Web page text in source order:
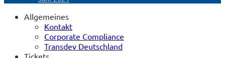
Allgemeines
Kontakt
Corporate Compliance
Transdev Deutschland
Tickets